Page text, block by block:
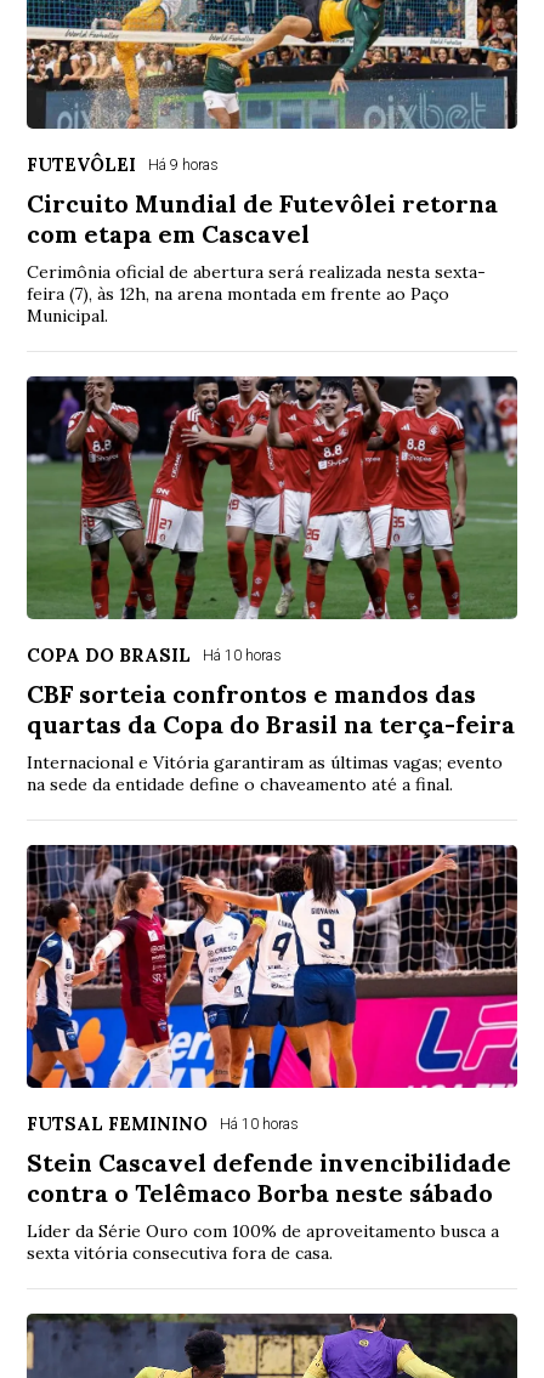
FUTEVÔLEI Há 9 horas
Circuito Mundial de Futevôlei retorna
com etapa em Cascavel
Cerimônia oficial de abertura será realizada nesta sexta-
feira (7), às 12h, na arena montada em frente ao Paço
Municipal.
COPA DO BRASIL Há 10 horas
CBF sorteia confrontos e mandos das
quartas da Copa do Brasil na terça-feira
Internacional e Vitória garantiram as últimas vagas; evento
na sede da entidade define o chaveamento até a final.
FUTSAL FEMININO Há 10 horas
Stein Cascavel defende invencibilidade
contra o Telêmaco Borba neste sábado
Líder da Série Ouro com 100% de aproveitamento busca a
sexta vitória consecutiva fora de casa.